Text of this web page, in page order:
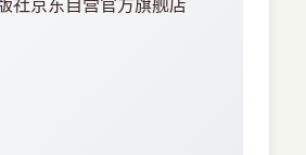
社京东自营官方旗舰店